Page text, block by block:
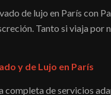
de lujo en París con
Tanto si viaja por
y de Lujo en París
completa de servicios